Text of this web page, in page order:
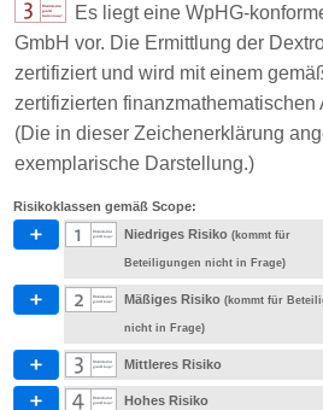
Es liegt eine WpHG-
GmbH vor. Die Ermittlung der
zertifiziert und wird mit einem
zertifizierten
(Die in dieser Zeichenerklärung
exemplarische Darstellung.)
Risikoklassen gemäß Scope:
Niedriges Risiko (kommt für
Beteiligungen nicht in Frage)
Mäßiges Risiko (kommt für
nicht in Frage)
Mittleres Risiko
Hohes Risiko